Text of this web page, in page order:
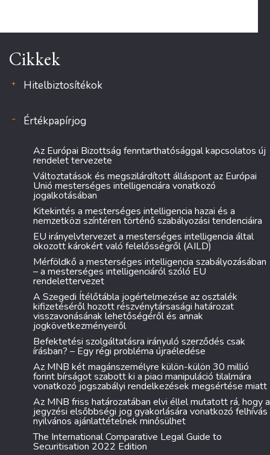
Cikkek
Hitelbiztosítékok
Értékpapírjog
Az Európai Bizottság fenntarthatósággal kapcsolatos új
rendelet tervezete
Változtatások és megszilárdított álláspont az Európai
Unió mesterséges intelligenciára vonatkozó
jogalkotásában
Kitekintés a mesterséges intelligencia hazai és a
nemzetközi színtéren történő szabályozási tendenciáira
EU irányelvtervezet a mesterséges intelligencia által
okozott károkért való felelősségről (AILD)
Mérföldkő a mesterséges intelligencia szabályozásában
– a mesterséges intelligenciáról szóló EU
rendelettervezet
A Szegedi Ítélőtábla jogértelmezése az osztalék
kifizetéséről hozott részvénytársasági határozat
visszavonásának lehetőségéről és annak
jogkövetkezményeiről
Befektetési szolgáltatásra irányuló szerződés csak
írásban? – Egy régi probléma újraéledése
Az MNB két magánszemélyre külön-külön 30 millió
forint bírságot szabott ki a piaci manipuláció tilalmára
vonatkozó jogszabályi rendelkezések megsértése miatt
Az MNB friss határozatában elvi éllel mutatott rá, hogy a
jegyzési elsőbbségi jog gyakorlására vonatkozó felhívás
nyilvános ajánlattételnek minősülhet
The International Comparative Legal Guide to
Securitisation 2022 Edition